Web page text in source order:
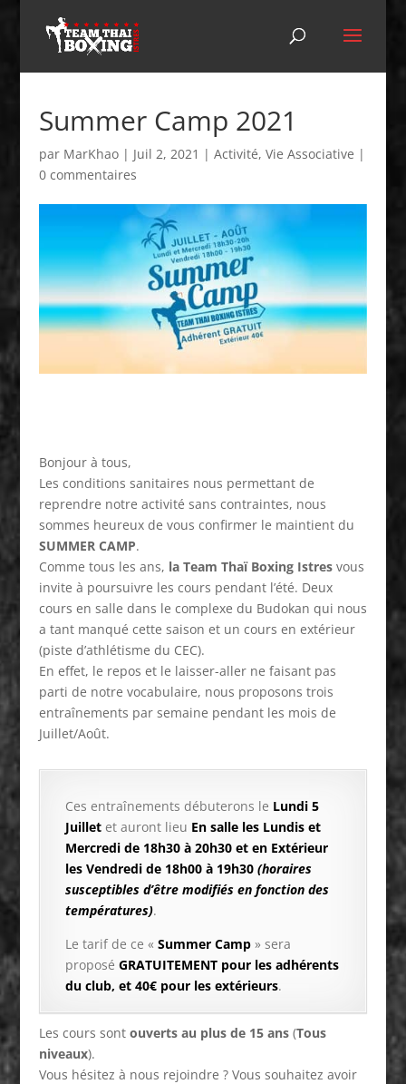
Summer Camp 2021
par MarKhao| Juil 2, 2021 | Activité, Vie Associative |
0 commentaires
Bonjour à tous,
Les conditions sanitaires nous permettant de
reprendre notre activité sans contraintes, nous
sommes heureux de vous confirmer le maintient du
SUMMER CAMP.
Comme tous les ans, la Team Thaï Boxing Istresvous
invite à poursuivre les cours pendant l’été. Deux
cours en salle dans le complexe du Budokan qui nous
a tant manqué cette saison et un cours en extérieur
(piste d’athlétisme du CEC).
En effet, le repos et le laisser-aller ne faisant pas
parti de notre vocabulaire, nous proposons trois
entraînements par semaine pendant les mois de
Juillet/Août.
Ces entraînements débuterons le Lundi 5
Juilletet auront lieu En salle les Lundis et
Mercredi de 18h30 à 20h30 et en Extérieur
les Vendredi de 18h00 à 19h30 (horaires
susceptibles d’être modifiés en fonction des
températures).
Le tarif de ce « Summer Camp» sera
proposé GRATUITEMENT pour les adhérents
du club, et 40€ pour les extérieurs.
Les cours sont ouverts au plus de 15 ans(Tous
niveaux).
Vous hésitez à nous rejoindre ? Vous souhaitez avoir